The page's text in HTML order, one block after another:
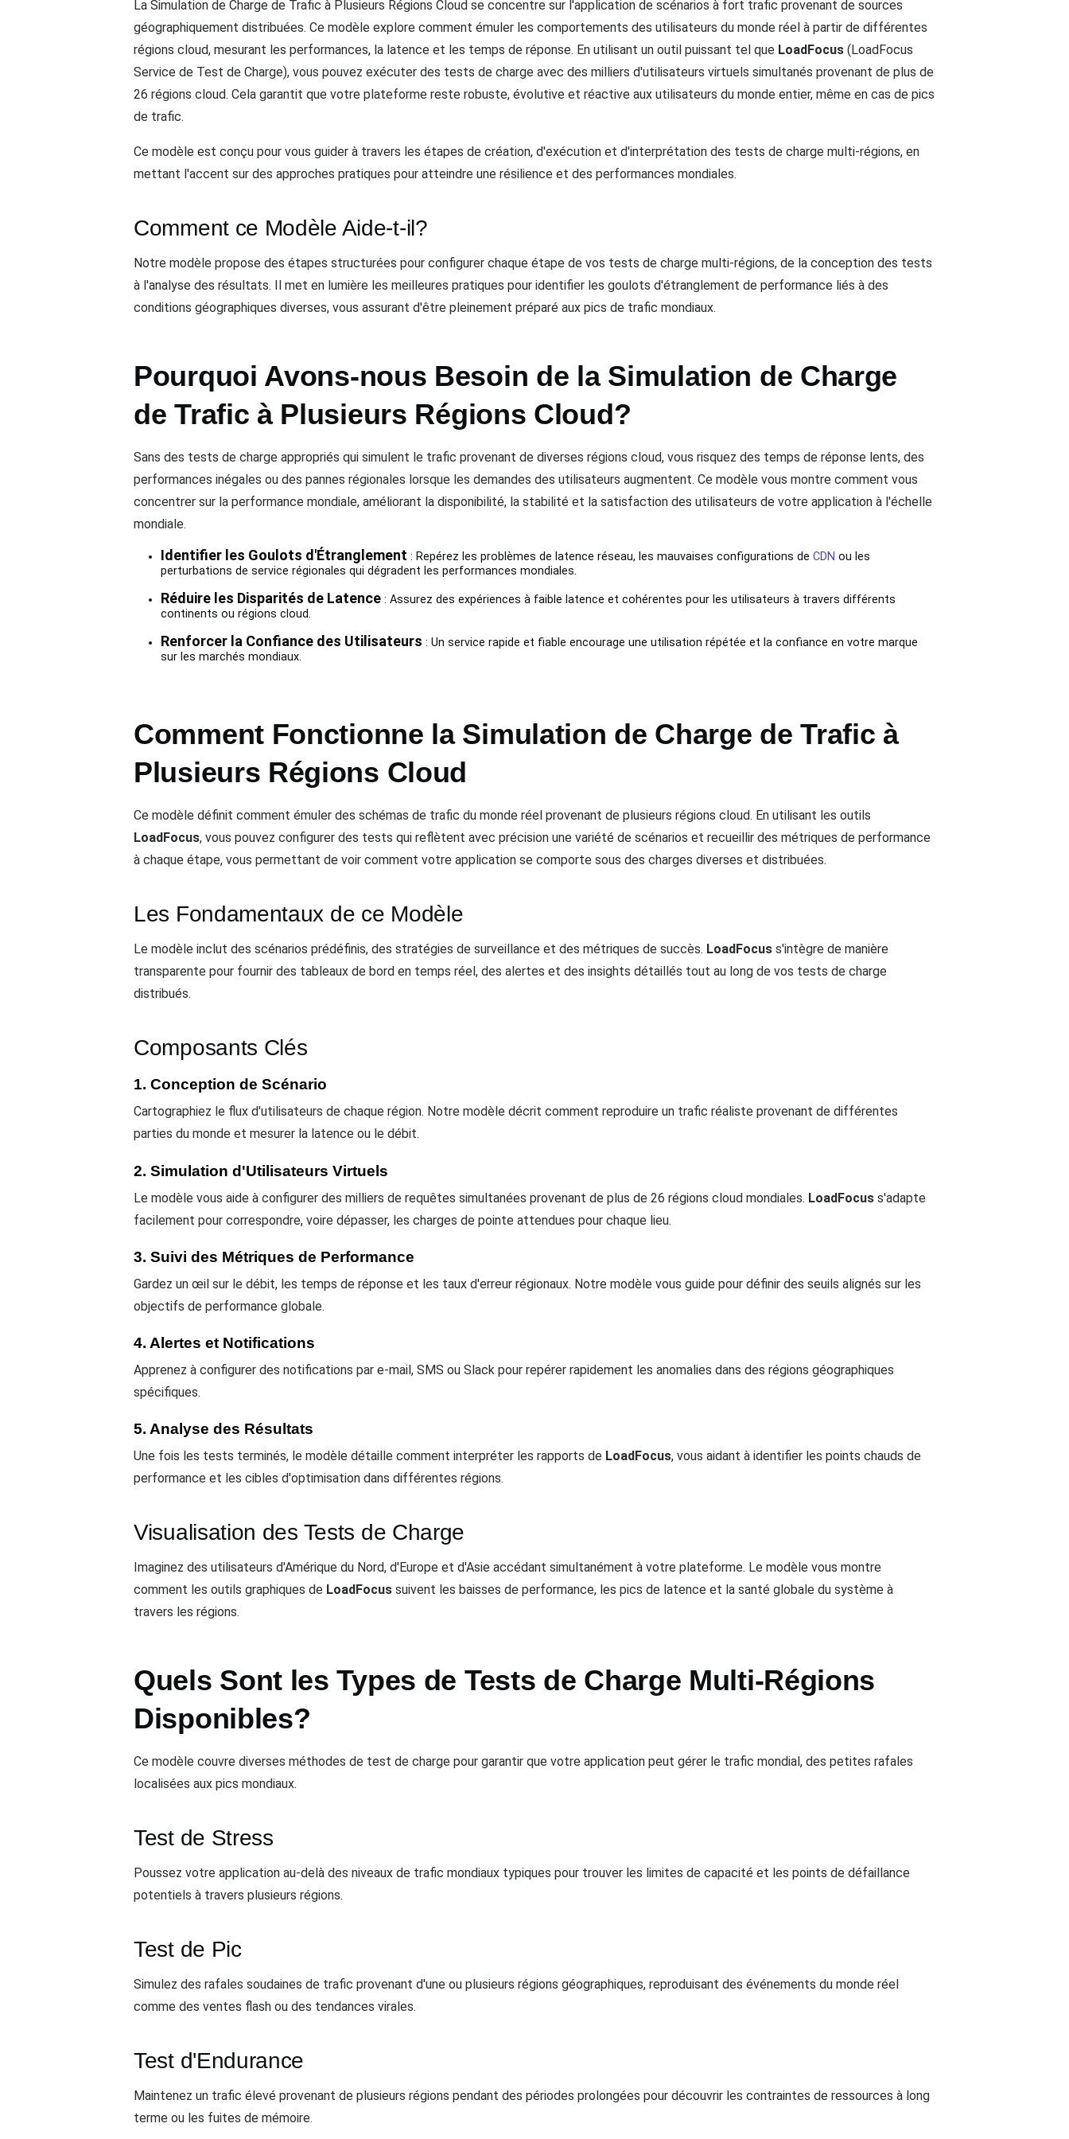
La Simulation de Charge de Trafic à Plusieurs Régions Cloud se concentre sur l'application de scénarios à fort trafic provenant de sources
géographiquement distribuées. Ce modèle explore comment émuler les comportements des utilisateurs du monde réel à partir de différentes
régions cloud, mesurant les performances, la latence et les temps de réponse. En utilisant un outil puissant tel que LoadFocus (LoadFocus
Service de Test de Charge), vous pouvez exécuter des tests de charge avec des milliers d'utilisateurs virtuels simultanés provenant de plus de
26 régions cloud. Cela garantit que votre plateforme reste robuste, évolutive et réactive aux utilisateurs du monde entier, même en cas de pics
de trafic.
Ce modèle est conçu pour vous guider à travers les étapes de création, d'exécution et d'interprétation des tests de charge multi-régions, en
mettant l'accent sur des approches pratiques pour atteindre une résilience et des performances mondiales.
Comment ce Modèle Aide-t-il?
Notre modèle propose des étapes structurées pour configurer chaque étape de vos tests de charge multi-régions, de la conception des tests
à l'analyse des résultats. Il met en lumière les meilleures pratiques pour identifier les goulots d'étranglement de performance liés à des
conditions géographiques diverses, vous assurant d'être pleinement préparé aux pics de trafic mondiaux.
Pourquoi Avons-nous Besoin de la Simulation de Charge
de Trafic à Plusieurs Régions Cloud?
Sans des tests de charge appropriés qui simulent le trafic provenant de diverses régions cloud, vous risquez des temps de réponse lents, des
performances inégales ou des pannes régionales lorsque les demandes des utilisateurs augmentent. Ce modèle vous montre comment vous
concentrer sur la performance mondiale, améliorant la disponibilité, la stabilité et la satisfaction des utilisateurs de votre application à l'échelle
mondiale.
Identifier les Goulots d'Étranglement : Repérez les problèmes de latence réseau, les mauvaises configurations de CDN ou les
perturbations de service régionales qui dégradent les performances mondiales.
Réduire les Disparités de Latence: Assurez des expériences à faible latence et cohérentes pour les utilisateurs à travers différents
continents ou régions cloud.
Renforcer la Confiance des Utilisateurs : Un service rapide et fiable encourage une utilisation répétée et la confiance en votre marque
sur les marchés mondiaux.
Comment Fonctionne la Simulation de Charge de Trafic à
Plusieurs Régions Cloud
Ce modèle définit comment émuler des schémas de trafic du monde réel provenant de plusieurs régions cloud. En utilisant les outils
LoadFocus, vous pouvez configurer des tests qui reflètent avec précision une variété de scénarios et recueillir des métriques de performance
à chaque étape, vous permettant de voir comment votre application se comporte sous des charges diverses et distribuées.
Les Fondamentaux de ce Modèle
Le modèle inclut des scénarios prédéfinis, des stratégies de surveillance et des métriques de succès. LoadFocus s'intègre de manière
transparente pour fournir des tableaux de bord en temps réel, des alertes et des insights détaillés tout au long de vos tests de charge
distribués.
Composants Clés
1. Conception de Scénario
Cartographiez le flux d'utilisateurs de chaque région. Notre modèle décrit comment reproduire un trafic réaliste provenant de différentes
parties du monde et mesurer la latence ou le débit.
2. Simulation d'Utilisateurs Virtuels
Le modèle vous aide à configurer des milliers de requêtes simultanées provenant de plus de 26 régions cloud mondiales. LoadFocus s'adapte
facilement pour correspondre, voire dépasser, les charges de pointe attendues pour chaque lieu.
3. Suivi des Métriques de Performance
Gardez un œil sur le débit, les temps de réponse et les taux d'erreur régionaux. Notre modèle vous guide pour définir des seuils alignés sur les
objectifs de performance globale.
4. Alertes et Notifications
Apprenez à configurer des notifications par e-mail, SMS ou Slack pour repérer rapidement les anomalies dans des régions géographiques
spécifiques.
5. Analyse des Résultats
Une fois les tests terminés, le modèle détaille comment interpréter les rapports de LoadFocus, vous aidant à identifier les points chauds de
performance et les cibles d'optimisation dans différentes régions.
Visualisation des Tests de Charge
Imaginez des utilisateurs d'Amérique du Nord, d'Europe et d'Asie accédant simultanément à votre plateforme. Le modèle vous montre
comment les outils graphiques de LoadFocus suivent les baisses de performance, les pics de latence et la santé globale du système à
travers les régions.
Quels Sont les Types de Tests de Charge Multi-Régions
Disponibles?
Ce modèle couvre diverses méthodes de test de charge pour garantir que votre application peut gérer le trafic mondial, des petites rafales
localisées aux pics mondiaux.
Test de Stress
Poussez votre application au-delà des niveaux de trafic mondiaux typiques pour trouver les limites de capacité et les points de défaillance
potentiels à travers plusieurs régions.
Test de Pic
Simulez des rafales soudaines de trafic provenant d'une ou plusieurs régions géographiques, reproduisant des événements du monde réel
comme des ventes flash ou des tendances virales.
Test d'Endurance
Maintenez un trafic élevé provenant de plusieurs régions pendant des périodes prolongées pour découvrir les contraintes de ressources à long
terme ou les fuites de mémoire.